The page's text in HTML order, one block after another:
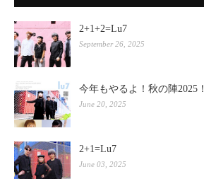
2+1+2=Lu7
September 26, 2025
今年もやるよ！秋の陣2025！
June 20, 2025
2+1=Lu7
June 03, 2025